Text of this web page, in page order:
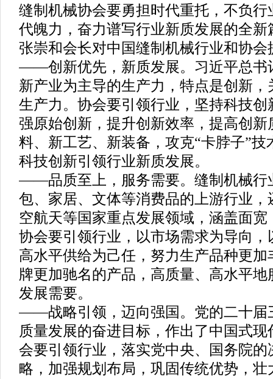
缝制机械协会要勇担时代重托，不负
代魄力，奋力谱写行业新质发展的全新
张崇和会长对中国缝制机械行业和协会
——创新优先，新质发展。习近平总书
新产业为主导的生产力，特点是创新
生产力。协会要引领行业，坚持科技
强原始创新，提升创新效率，提高创
料、新工艺、新装备，攻克“卡脖子”
科技创新引领行业新质发展。
——品质至上，服务需要。缝制机械行
包、家居、文体等消费品的上游行业
空航天等国家重点发展领域，涵盖面
协会要引领行业，以市场需求为导向
高水平供给为己任，努力生产品种更
牌更加驰名的产品，高质量、高水平
发展需要。
——战略引领，迈向强国。党的二十届
质量发展的奋进目标，作出了中国式
会要引领行业，落实党中央、国务院
略，加强规划布局，巩固传统优势，